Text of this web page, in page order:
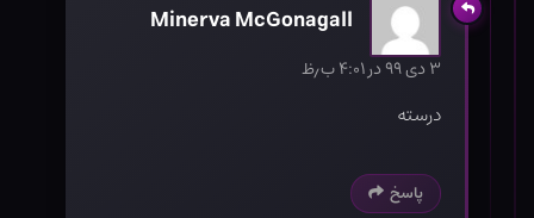
Minerva McGonagall
۳ دی ۹۹ در ۴:۰۱ ب٫ظ
درسته
پاسخ